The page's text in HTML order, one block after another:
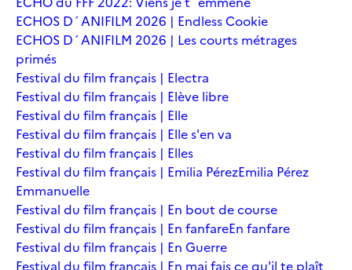
ECHOS D´ANIFILM 2026 | Endless Cookie
ECHOS D´ANIFILM 2026 | Les courts métrages
primés
Festival du film français | Electra
Festival du film français | Elève libre
Festival du film français | Elle
Festival du film français | Elle s'en va
Festival du film français | Elles
Festival du film français | Emilia PérezEmilia Pérez
Emmanuelle
Festival du film français | En bout de course
Festival du film français | En fanfareEn fanfare
Festival du film français | En Guerre
Festival du film français | En mai fais ce qu'il te plaît